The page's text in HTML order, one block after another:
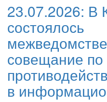
23.07.2026: В
состоялось
совещание
в